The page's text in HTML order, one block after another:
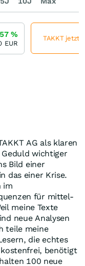
AG als klaren
wichtiger
Bild einer
das einer Krise.
im
für mittel-
meine Texte
neue Analysen
teile meine
die echtes
benötigt
100 neue
%
EUR
TAKKT jetzt